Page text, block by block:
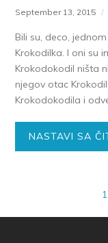
September 13, 2015
Bili su, deco,
Krokodilka. I oni su
Krokodokodil ništa
njegov otac
Krokodokodila i
NASTAVI SA
1